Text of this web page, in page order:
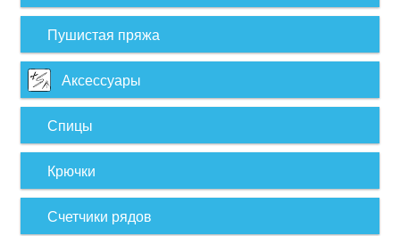
Пушистая пряжа
Аксессуары
Спицы
Крючки
Счетчики рядов